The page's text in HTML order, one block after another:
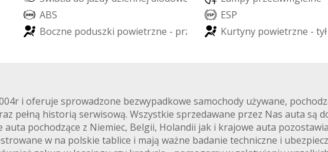
ABS ESP
Boczne poduszki powietrzne - prz Kurtyny powietrzne - tył
i oferuje sprowadzone bezwypadkowe samochody używane,
pełną historią serwisową. Wszystkie sprzedawane przez Nas auta są
auta pochodzące z Niemiec, Belgii, Holandii jak i krajowe auta
w na polskie tablice i mają ważne badanie techniczne i